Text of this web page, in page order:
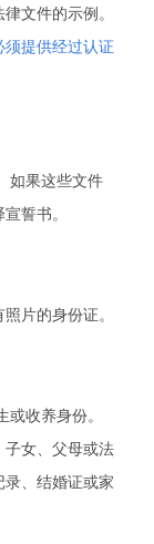
文件的示例。
提供经过认证
如果这些文件
誓书。
片的身份证。
收养身份。
子女、父母或法
、结婚证或家